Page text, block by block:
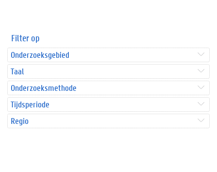
Filter op
Onderzoeksgebied
Taal
Onderzoeksmethode
Tijdsperiode
Regio